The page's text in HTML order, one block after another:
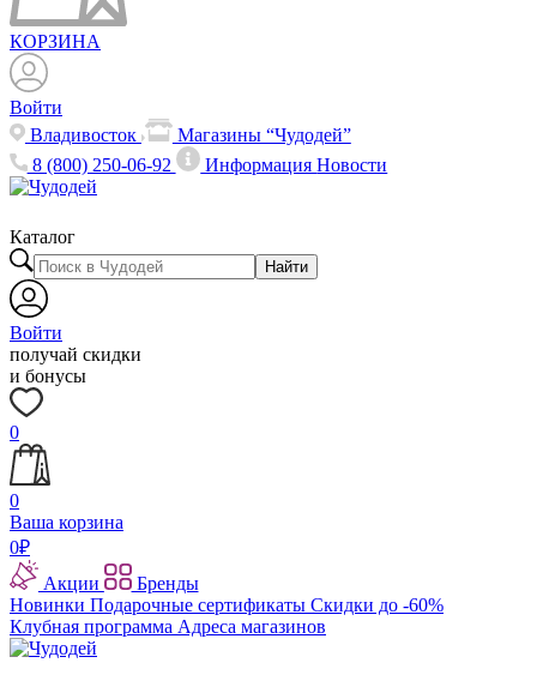
КОРЗИНА
Войти
Владивосток
Магазины “Чудодей”
8 (800) 250-06-92
ИнформацияНовости
Каталог
Найти
Войти
получай скидки
и бонусы
0
0
Ваша корзина
0₽
Акции
Бренды
Новинки Подарочные сертификаты Скидки до -60%
Клубная программа Адреса магазинов